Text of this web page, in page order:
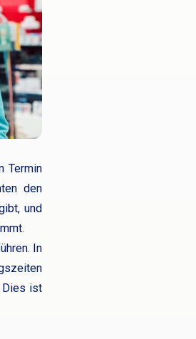
Termin
den
und
In
Dies ist